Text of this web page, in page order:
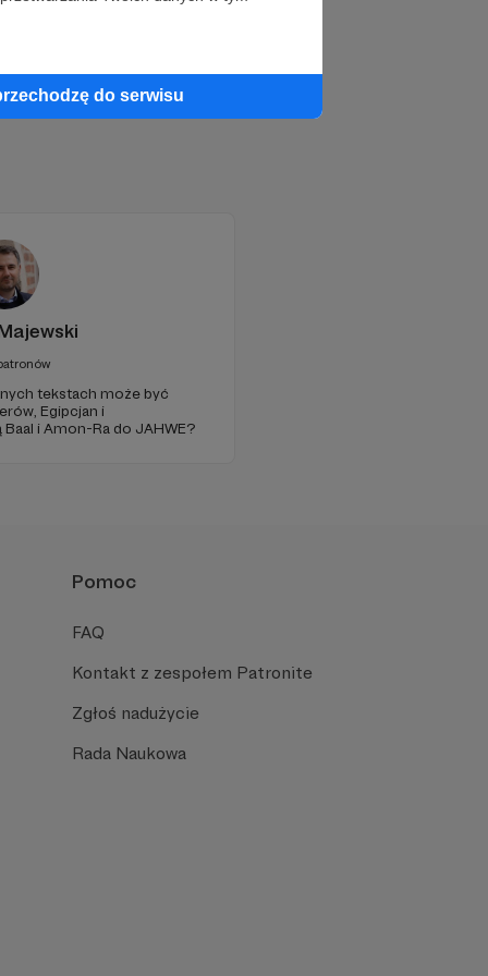
do serwisu
tekstach może być
Egipcjan i
i Amon-Ra do JAHWE?
Pomoc
FAQ
Kontakt z zespołem Patronite
Zgłoś nadużycie
Rada Naukowa